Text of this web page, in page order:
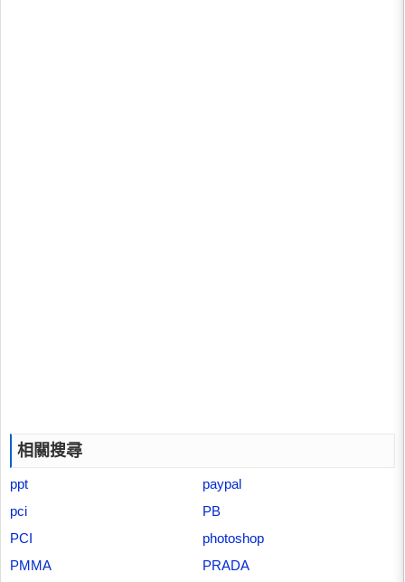
相關搜尋
ppt
paypal
pci
PB
PCI
photoshop
PMMA
PRADA